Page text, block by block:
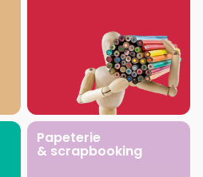
Papeterie
& scrapbooking